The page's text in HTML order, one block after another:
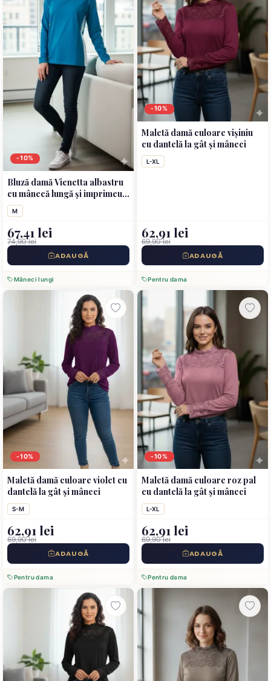
-10%
Bluză damă Vienetta albastru
cu mânecă lungă și imprimeu
„Be Relax”
M
67,41 lei
74,90 lei
ADAUGĂ
Mâneci lungi
-10%
Maletă damă culoare vișiniu
cu dantelă la gât și mâneci
L-XL
62,91 lei
69,90 lei
ADAUGĂ
Pentru dama
-10%
Maletă damă culoare violet cu
dantelă la gât și mâneci
S-M
62,91 lei
69,90 lei
ADAUGĂ
Pentru dama
-10%
Maletă damă culoare roz pal
cu dantelă la gât și mâneci
L-XL
62,91 lei
69,90 lei
ADAUGĂ
Pentru dama